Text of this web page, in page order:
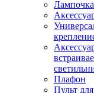
Лампочка
Плафон
Пульт